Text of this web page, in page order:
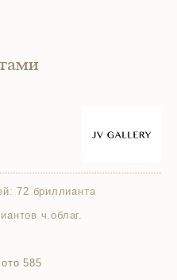
72 бриллианта
ч.облаг.
585